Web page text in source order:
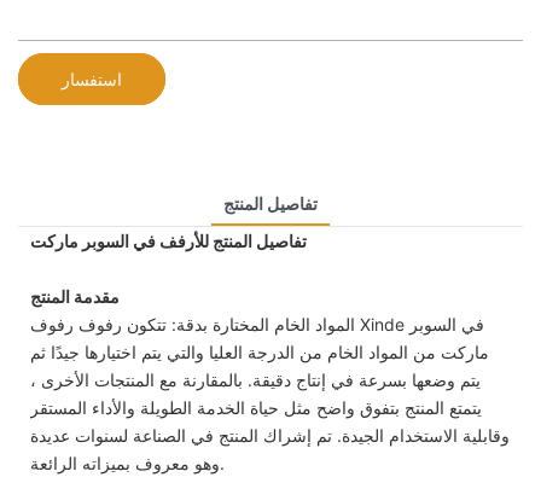
استفسار
تفاصيل المنتج
تفاصيل المنتج للأرفف في السوبر ماركت
مقدمة المنتج
المواد الخام المختارة بدقة: تتكون رفوف رفوف Xinde في السوبر
ماركت من المواد الخام من الدرجة العليا والتي يتم اختيارها جيدًا ثم
يتم وضعها بسرعة في إنتاج دقيقة. بالمقارنة مع المنتجات الأخرى ،
يتمتع المنتج بتفوق واضح مثل حياة الخدمة الطويلة والأداء المستقر
وقابلية الاستخدام الجيدة. تم إشراك المنتج في الصناعة لسنوات عديدة
وهو معروف بميزاته الرائعة.